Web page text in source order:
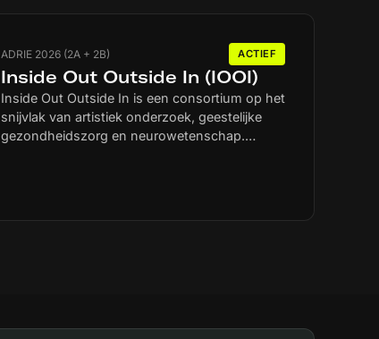
gevolgen van een ongezonde leefstijl
indringend beseft. In IX ervaren patiënten de
langetermijngevolgen van hun gedrag op een
emotioneel aansprekende manier, als aanjager
van motivatie om gezonder te leven.
ADRIE 2026 (2A + 2B) ACTIEF
Inside Out Outside In (IOOI)
Inside Out Outside In is een consortium op het
snijvlak van artistiek onderzoek, geestelijke
gezondheidszorg en neurowetenschap.